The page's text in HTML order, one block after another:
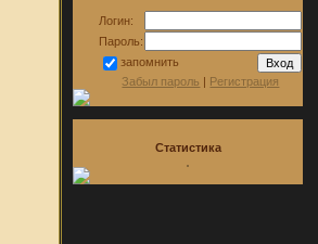
Логин:
Пароль:
запомнить
Забыл пароль | Регистрация
Статистика